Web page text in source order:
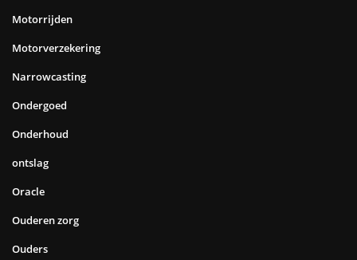
Motorrijden
Motorverzekering
Narrowcasting
Ondergoed
Onderhoud
ontslag
Oracle
Ouderen zorg
Ouders